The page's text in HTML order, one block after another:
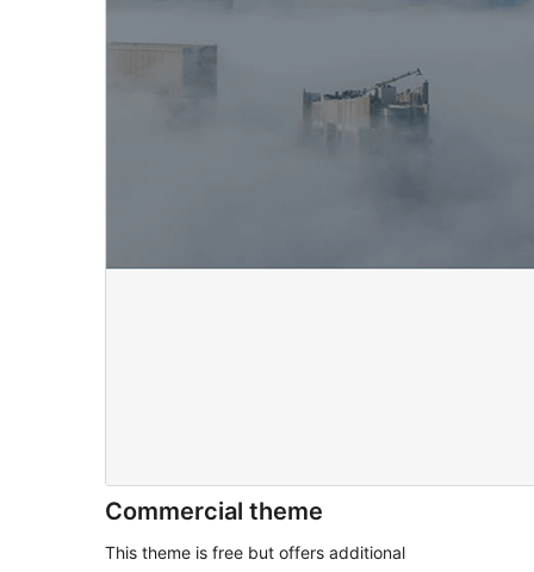
Commercial theme
This theme is free but offers additional